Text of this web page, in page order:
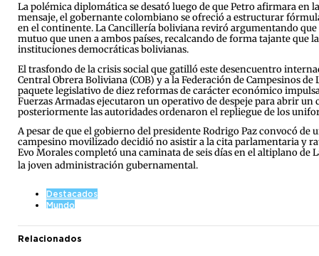
La polémica diplomática se desató luego de que Petro afirmara en
mensaje, el gobernante colombiano se ofreció a estructurar
en el continente. La Cancillería boliviana reviró argumentando
mutuo que unen a ambos países, recalcando de forma tajante que
instituciones democráticas bolivianas.
El trasfondo de la crisis social que gatilló este desencuentro
Central Obrera Boliviana (COB) y a la Federación de Campesinos
paquete legislativo de diez reformas de carácter económico
Fuerzas Armadas ejecutaron un operativo de despeje para abrir
posteriormente las autoridades ordenaron el repliegue de los
A pesar de que el gobierno del presidente Rodrigo Paz convocó
campesino movilizado decidió no asistir a la cita parlamentaria y
Evo Morales completó una caminata de seis días en el altiplano
la joven administración gubernamental.
Destacados
Mundo
Relacionados